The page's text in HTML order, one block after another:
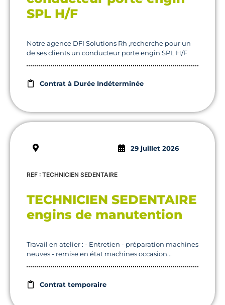
SPL H/F
Notre agence DFI Solutions Rh ,recherche pour un
de ses clients un conducteur porte engin SPL H/F
Contrat à Durée Indéterminée
29 juillet 2026
REF : TECHNICIEN SEDENTAIRE
TECHNICIEN SEDENTAIRE
engins de manutention
Travail en atelier : - Entretien - préparation machines
neuves - remise en état machines occasion...
Contrat temporaire